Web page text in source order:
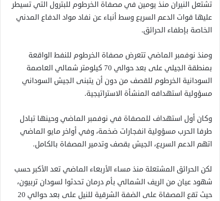
تشتعل النيران منذ يومين في مصفاة الخرطوم للبترول التي تسيطر
عليها قوات الدعم السريع وسط أنباء عن نفاد مواد الدفاع المدني
الخاصة بإطفاء الحرائق.
ومنذ نوفمبر الماضي تتعرض مصفاة الخرطوم للنفط الواقعة
بمنطقة الجيلي على بعد حوالي 70 كيلومتر شمالي العاصمة
السودانية الخرطوم للقصف من دون أن يتبنى الجيش السوداني
مسؤولية استهدافه المنشأة الاستراتيجية.
وكان أول استهداف للمصفاة في نوفمبر الماضي وحينها تبادل
طرفا الحرب مسؤولية انفجارات ضخمة، وفي أواخر مايو الماضي
اتهم الدعم السريع، الجيش بقصف وتدمير المصفاة بالكامل.
لكن الحرائق المشتعلة منذ مساء الأربعاء الماضي تعد الأكبر حسب
شهود عيان من الريف الشمالي بأم درمان تحدثوا لسودان تربيون،
حيث تقع المصفاة على الضفة الشرقية للنيل على بعد حوالي 20